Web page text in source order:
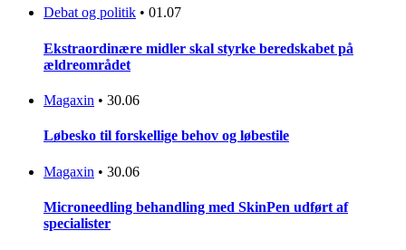
Debat og politik • 01.07
Ekstraordinære midler skal styrke beredskabet på
ældreområdet
Magaxin • 30.06
Løbesko til forskellige behov og løbestile
Magaxin • 30.06
Microneedling behandling med SkinPen udført af
specialister